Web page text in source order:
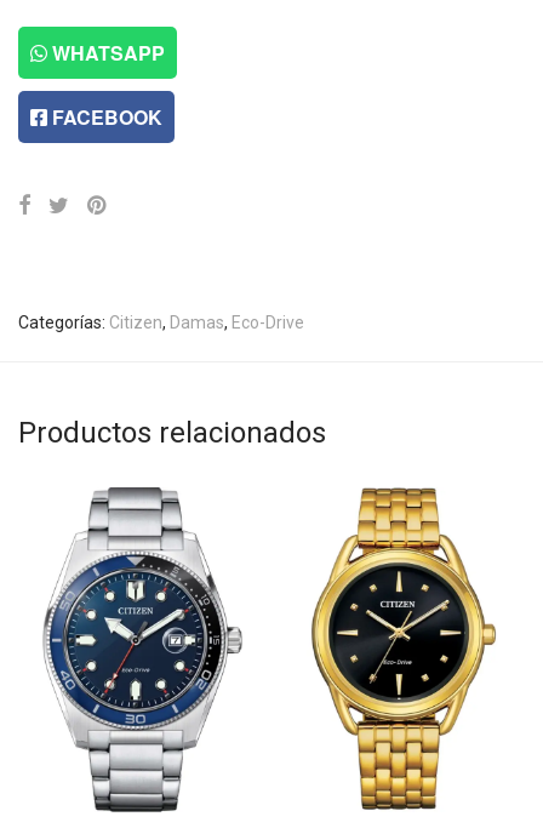
WHATSAPP
FACEBOOK
Categorías: Citizen, Damas, Eco-Drive
Productos relacionados